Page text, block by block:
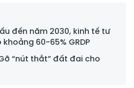
đến năm 2030, kinh tế tư
60-65% GRDP
“nút thắt” đất đai cho